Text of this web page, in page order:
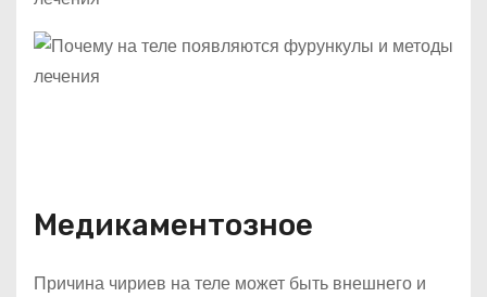
Медикаментозное
Причина чириев на теле может быть внешнего и